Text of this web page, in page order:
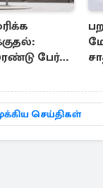
பேர்
செய்திகள்